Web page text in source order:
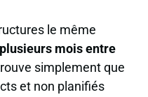
le même
mois entre
simplement que
et non planifiés